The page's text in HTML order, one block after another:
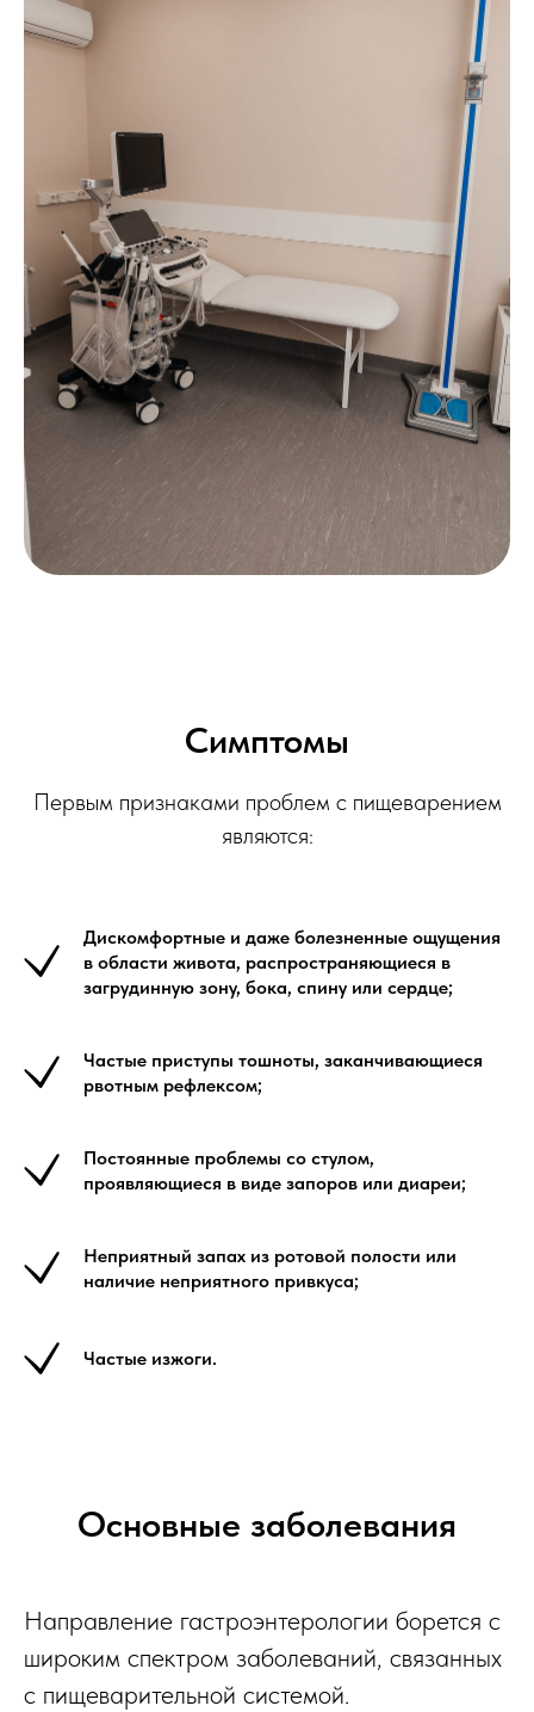
Симптомы
Первым признаками проблем с пищеварением
являются:
Дискомфортные и даже болезненные ощущения
в области живота, распространяющиеся в
загрудинную зону, бока, спину или сердце;
Частые приступы тошноты, заканчивающиеся
рвотным рефлексом;
Постоянные проблемы со стулом,
проявляющиеся в виде запоров или диареи;
Неприятный запах из ротовой полости или
наличие неприятного привкуса;
Частые изжоги.
Основные заболевания
Направление гастроэнтерологии борется с
широким спектром заболеваний, связанных
с пищеварительной системой.